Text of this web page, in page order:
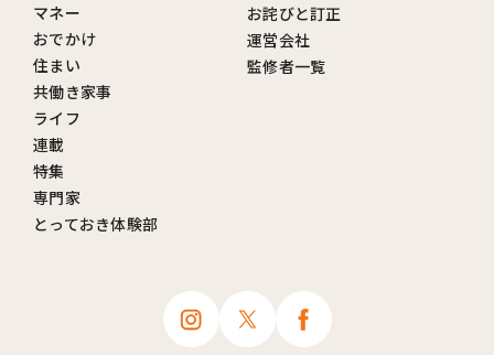
マネー
おでかけ
住まい
共働き家事
ライフ
連載
特集
専門家
とっておき体験部
お詫びと訂正
運営会社
監修者一覧